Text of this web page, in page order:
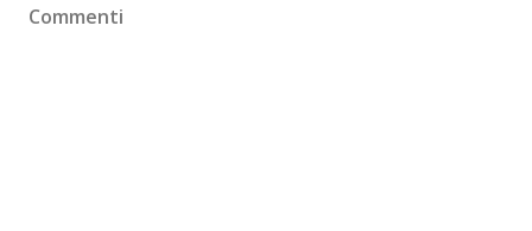
Commenti